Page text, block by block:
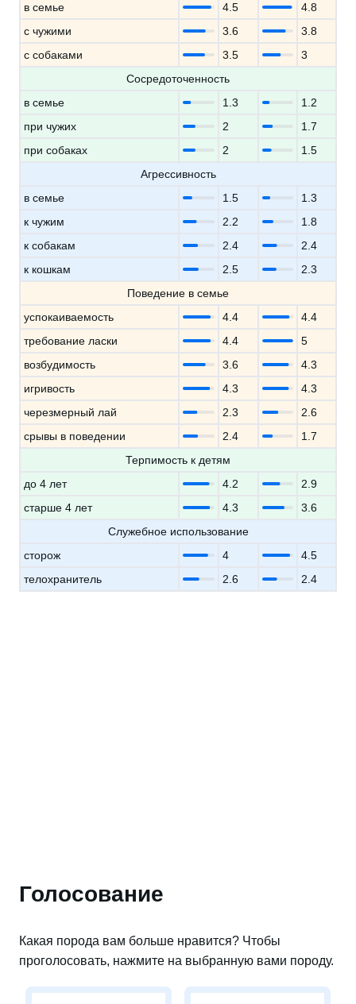
в семье
4.5
4.8
с чужими
3.6
3.8
с собаками
3.5
3
Сосредоточенность
в семье
1.3
1.2
при чужих
2
1.7
при собаках
2
1.5
Агрессивность
в семье
1.5
1.3
к чужим
2.2
1.8
к собакам
2.4
2.4
к кошкам
2.5
2.3
Поведение в семье
успокаиваемость
4.4
4.4
требование ласки
4.4
5
возбудимость
3.6
4.3
игривость
4.3
4.3
черезмерный лай
2.3
2.6
срывы в поведении
2.4
1.7
Терпимость к детям
до 4 лет
4.2
2.9
старше 4 лет
4.3
3.6
Служебное использование
сторож
4
4.5
телохранитель
2.6 2.4
Голосование
Какая порода вам больше нравится? Чтобы
проголосовать, нажмите на выбранную вами породу.